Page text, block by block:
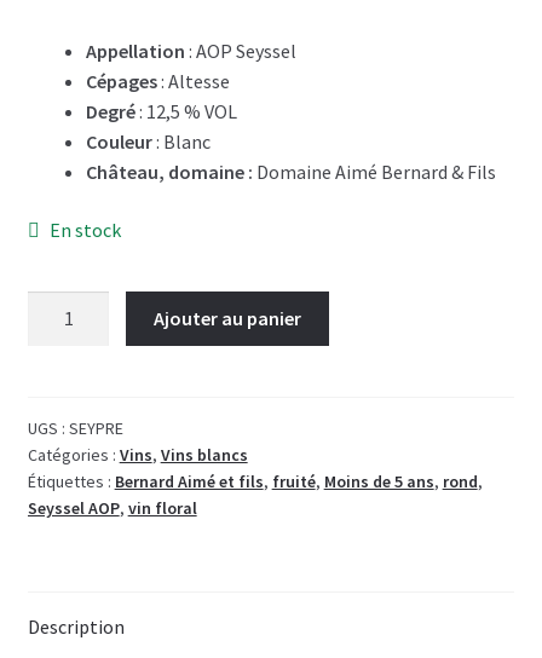
o
n
Appellation : AOP Seyssel
Cépages: Altesse
Degré: 12,5 % VOL
Couleur: Blanc
Château, domaine : Domaine Aimé Bernard & Fils
En stock
-
Bernard
Aimé
&
Ajouter au panier
UGS : SEYPRE
Catégories : Vins, Vins blancs
Étiquettes : Bernard Aimé et fils, fruité, Moins de 5 ans, rond,
Seyssel AOP, vin floral
Description